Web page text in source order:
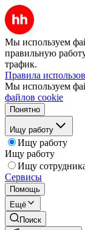
Мы используем
правильную
трафик.
Правила
Мы используем
файлов cookie
Понятно
Ищу работу
Ищу работу
Ищу работу
Ищу
Сервисы
Помощь
Ещё
Поиск